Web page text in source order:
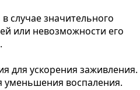
в случае значительного
или невозможности его
для ускорения заживления.
уменьшения воспаления.